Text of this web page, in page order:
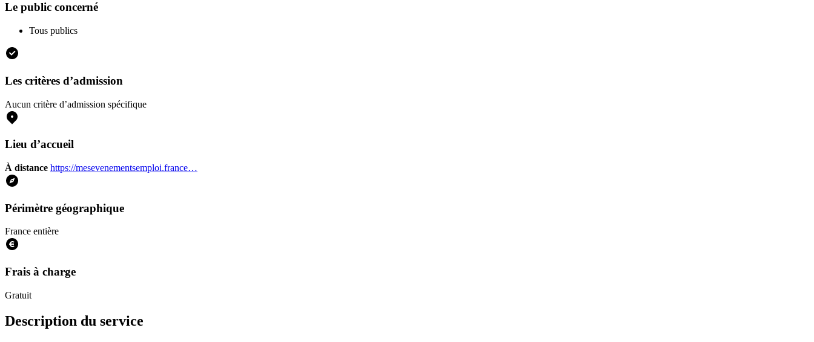
Le public concerné
Tous publics
Les critères d’admission
Aucun critère d’admission spécifique
Lieu d’accueil
À distance https://mesevenementsemploi.france…
Périmètre géographique
France entière
Frais à charge
Gratuit
Description du service